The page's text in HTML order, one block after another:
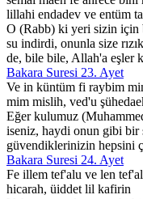
lillahi endadev ve entüm
O (Rabb) ki yeri sizin için
su indirdi, onunla size
de, bile bile, Allah'a eşler
Bakara Suresi 23. Ayet
Ve in küntüm fi raybim
mim mislih, ved'u
Eğer kulumuz
iseniz, haydi onun gibi bir
güvendiklerinizin hepsini
Bakara Suresi 24. Ayet
Fe illem tef'alu ve len
hicarah, üiddet lil kafirin